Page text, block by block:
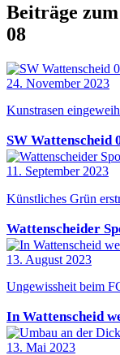
Beiträge
08
24. November 2023
Kunstrasen
SW Wattenscheid
11. September 2023
Künstliches Grün
Wattenscheider
13. August 2023
Ungewissheit beim
In Wattenscheid
13. Mai 2023